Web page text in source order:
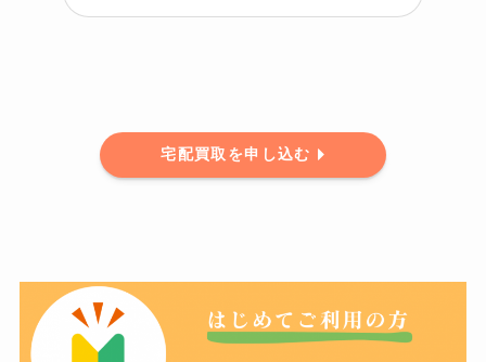
宅配買取を申し込む